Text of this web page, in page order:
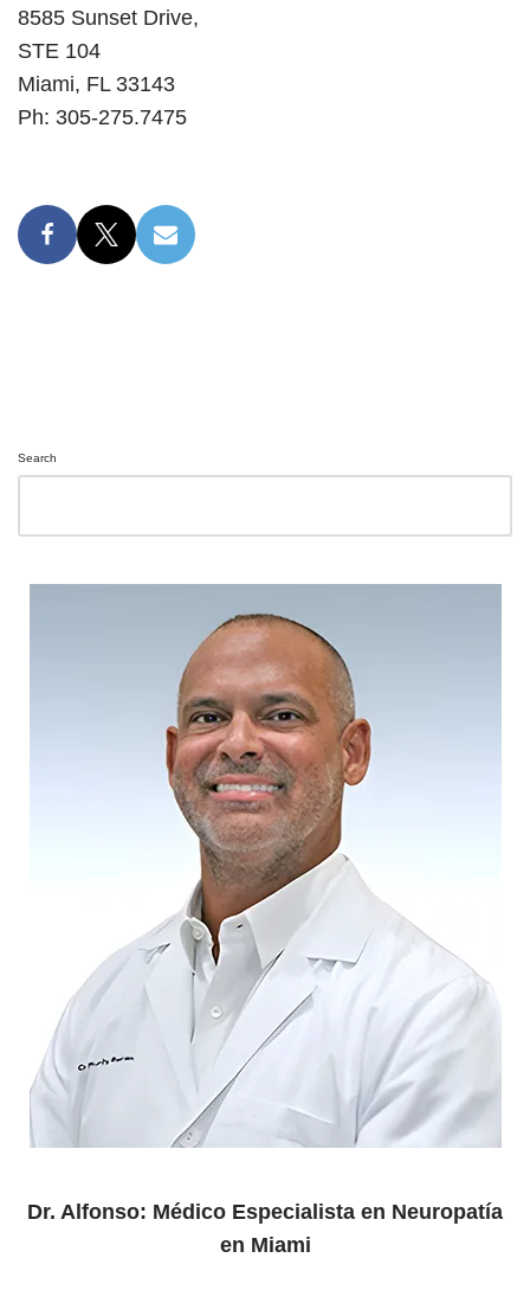
8585 Sunset Drive,
STE 104
Miami, FL 33143
Ph: 305-275.7475
Search
Dr. Alfonso: Médico Especialista en Neuropatía
en Miami